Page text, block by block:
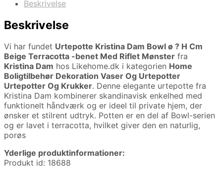
Beskrivelse
Beskrivelse
Vi har fundet Urtepotte Kristina Dam Bowl ø ? H Cm
Beige Terracotta -benet Med Riflet Mønster fra
Kristina Dam hos Likehome.dk i kategorien Home
Boligtilbehør Dekoration Vaser Og Urtepotter
Urtepotter Og Krukker. Denne elegante urtepotte fra
Kristina Dam kombinerer skandinavisk enkelhed med
funktionelt håndværk og er ideel til private hjem, der
ønsker et stilrent udtryk. Potten er en del af Bowl-serien
og er lavet i terracotta, hvilket giver den en naturlig,
porøs
Yderlige produktinformationer:
Produkt id: 18688